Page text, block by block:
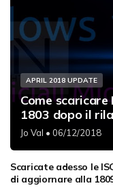
APRIL 2018 UPDATE
Come
1803 dopo il
Jo Val • 06/12/2018
Scaricate adesso le
di aggiornare alla